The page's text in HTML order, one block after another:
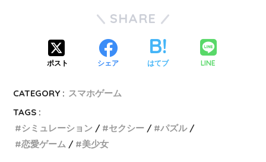
SHARE
ポスト シェア はてブ LINE
CATEGORY : スマホゲーム
TAGS :
シミュレーション
セクシー
パズル
恋愛ゲーム
美少女